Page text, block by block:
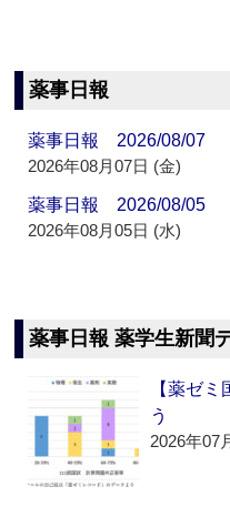
薬事日報
薬事日報 2026/08/07
2026年08月07日 (金)
薬事日報 2026/08/05
2026年08月05日 (水)
薬事日報 薬学生新聞
【薬ゼ
う
2026年07